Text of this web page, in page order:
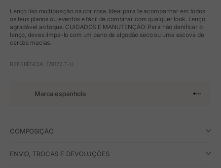
Lenço liso multiposição na cor rosa. Ideal para te acompanhar em todos
os teus planos ou eventos e fácil de combinar com qualquer look. Lenço
agradável ao toque. CUIDADOS E MANUTENÇÃO: Para não danificar o
lenço, deves limpá-lo com um pano de algodão seco ou uma escova de
cerdas macias.
REFERÊNCIA: 179172.T-U
Marca espanhola Ir para o
Ir para
Ir para
Ir para
COMPOSIÇÃO
ENVIO, TROCAS E DEVOLUÇÕES